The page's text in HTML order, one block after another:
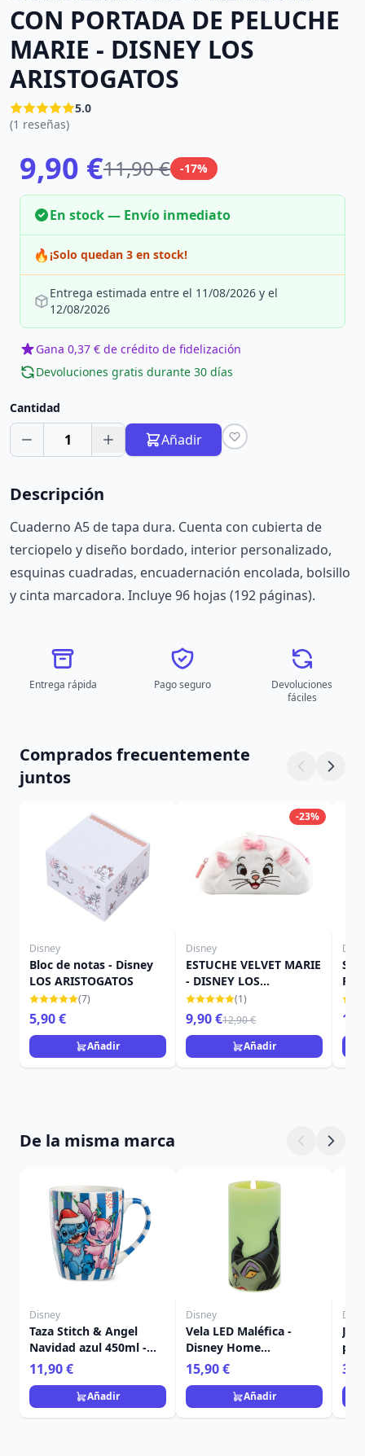
CON PORTADA DE PELUCHE
MARIE - DISNEY LOS
ARISTOGATOS
5.0
(1 reseñas)
9,90 €11,90 € -17%
En stock — Envío inmediato
🔥¡Solo quedan 3 en stock!
Entrega estimada entre el 11/08/2026 y el
12/08/2026
Gana 0,37 € de crédito de fidelización
Devoluciones gratis durante 30 días
Cantidad
1 Añadir
Descripción
Cuaderno A5 de tapa dura. Cuenta con cubierta de
terciopelo y diseño bordado, interior personalizado,
esquinas cuadradas, encuadernación encolada, bolsillo
y cinta marcadora. Incluye 96 hojas (192 páginas).
Entrega rápida Pago seguro
Devoluciones
fáciles
Comprados frecuentemente
juntos
Disney
Bloc de notas - Disney
LOS ARISTOGATOS
(7)
5,90 €
Añadir
-23%
Disney
ESTUCHE VELVET MARIE
- DISNEY LOS
ARISTOGATOS
(1)
9,90 €12,90 €
Añadir
De la misma marca
Disney
Taza Stitch & Angel
Navidad azul 450ml -
Egan Disney Home
11,90 €
Añadir
Disney
Vela LED Maléfica -
Disney Home
Frangrance Collection
15,90 €
Añadir